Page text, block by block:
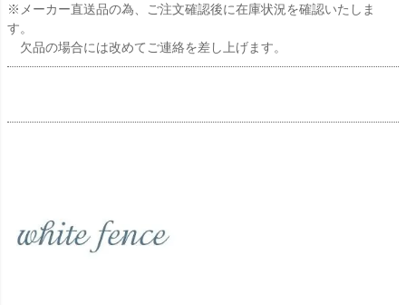
※メーカー直送品の為、ご注文確認後に在庫状況を確認いたしま
す。
欠品の場合には改めてご連絡を差し上げます。